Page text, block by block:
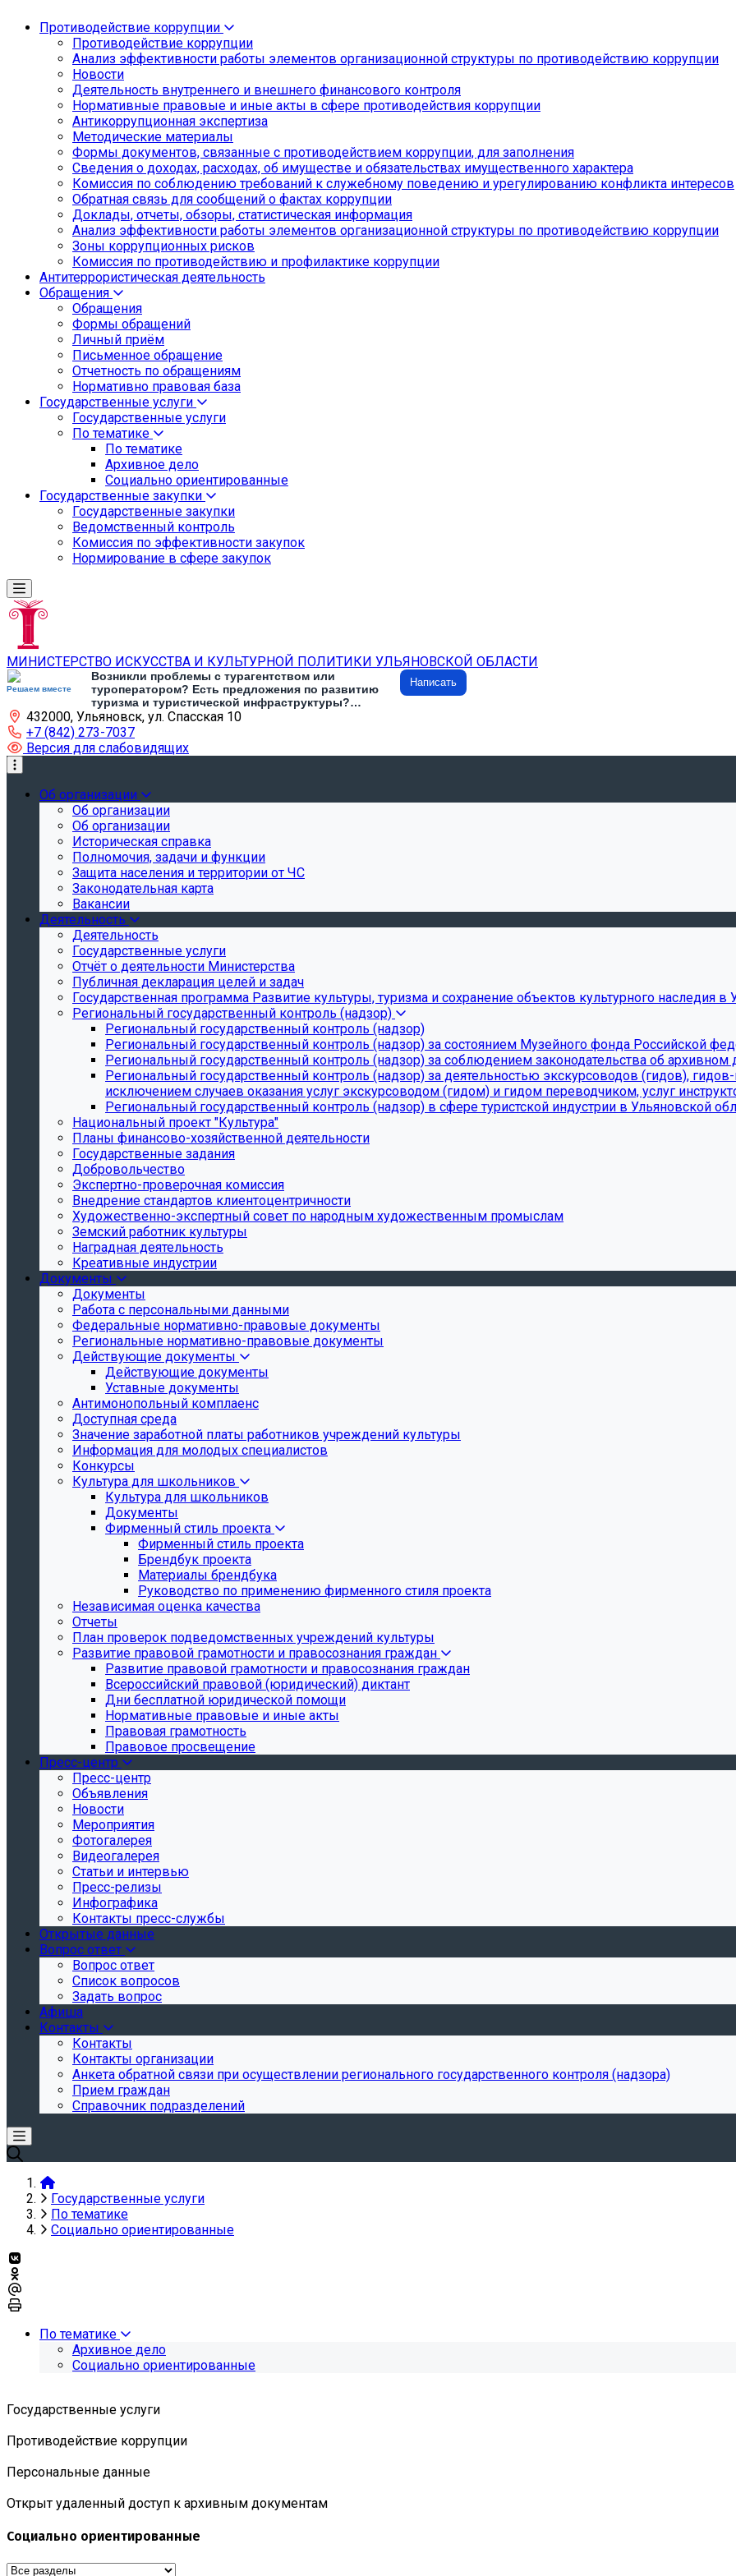
Противодействие коррупции
Противодействие коррупции
Анализ эффективности работы элементов организационной структуры по противодействию коррупции
Новости
Деятельность внутреннего и внешнего финансового контроля
Нормативные правовые и иные акты в сфере противодействия коррупции
Антикоррупционная экспертиза
Методические материалы
Формы документов, связанные с противодействием коррупции, для заполнения
Сведения о доходах, расходах, об имуществе и обязательствах имущественного характера
Комиссия по соблюдению требований к служебному поведению и урегулированию конфликта интересов
Обратная связь для сообщений о фактах коррупции
Доклады, отчеты, обзоры, статистическая информация
Анализ эффективности работы элементов организационной структуры по противодействию коррупции
Зоны коррупционных рисков
Комиссия по противодействию и профилактике коррупции
Антитеррористическая деятельность
Обращения
Обращения
Формы обращений
Личный приём
Письменное обращение
Отчетность по обращениям
Нормативно правовая база
Государственные услуги
Государственные услуги
По тематике
По тематике
Архивное дело
Социально ориентированные
Государственные закупки
Государственные закупки
Ведомственный контроль
Комиссия по эффективности закупок
Нормирование в сфере закупок
МИНИСТЕРСТВО ИСКУССТВА И КУЛЬТУРНОЙ ПОЛИТИКИ УЛЬЯНОВСКОЙ ОБЛАСТИ
Решаем вместе
Возникли проблемы с турагентством или
туроператором? Есть предложения по развитию
туризма и туристической инфраструктуры?
Напишите об этом
Написать
432000, Ульяновск, ул. Спасская 10
+7 (842) 273-7037
Версия для слабовидящих
Об организации
Об организации
Об организации
Историческая справка
Полномочия, задачи и функции
Защита населения и территории от ЧС
Законодательная карта
Вакансии
Деятельность
Деятельность
Государственные услуги
Отчёт о деятельности Министерства
Публичная декларация целей и задач
Государственная программа Развитие культуры, туризма и сохранение объектов культурного наследия в
Региональный государственный контроль (надзор)
Региональный государственный контроль (надзор)
Региональный государственный контроль (надзор) за состоянием Музейного фонда Российской
Региональный государственный контроль (надзор) за соблюдением законодательства об архивном
Региональный государственный контроль (надзор) за деятельностью экскурсоводов (гидов),
исключением случаев оказания услуг экскурсоводом (гидом) и гидом переводчиком, услуг
Региональный государственный контроль (надзор) в сфере туристской индустрии в Ульяновской
Национальный проект "Культура"
Планы финансово-хозяйственной деятельности
Государственные задания
Добровольчество
Экспертно-проверочная комиссия
Внедрение стандартов клиентоцентричности
Художественно-экспертный совет по народным художественным промыслам
Земский работник культуры
Наградная деятельность
Креативные индустрии
Документы
Документы
Работа с персональными данными
Федеральные нормативно-правовые документы
Региональные нормативно-правовые документы
Действующие документы
Действующие документы
Уставные документы
Антимонопольный комплаенс
Доступная среда
Значение заработной платы работников учреждений культуры
Информация для молодых специалистов
Конкурсы
Культура для школьников
Культура для школьников
Документы
Фирменный стиль проекта
Фирменный стиль проекта
Брендбук проекта
Материалы брендбука
Руководство по применению фирменного стиля проекта
Независимая оценка качества
Отчеты
План проверок подведомственных учреждений культуры
Развитие правовой грамотности и правосознания граждан
Развитие правовой грамотности и правосознания граждан
Всероссийский правовой (юридический) диктант
Дни бесплатной юридической помощи
Нормативные правовые и иные акты
Правовая грамотность
Правовое просвещение
Пресс-центр
Пресс-центр
Объявления
Новости
Мероприятия
Фотогалерея
Видеогалерея
Статьи и интервью
Пресс-релизы
Инфографика
Контакты пресс-службы
Открытые данные
Вопрос ответ
Вопрос ответ
Список вопросов
Задать вопрос
Афиша
Контакты
Контакты
Контакты организации
Анкета обратной связи при осуществлении регионального государственного контроля (надзора)
Прием граждан
Справочник подразделений
Государственные услуги
По тематике
Социально ориентированные
По тематике
Архивное дело
Социально ориентированные
Государственные услуги
Противодействие коррупции
Персональные данные
Открыт удаленный доступ к архивным документам
Социально ориентированные